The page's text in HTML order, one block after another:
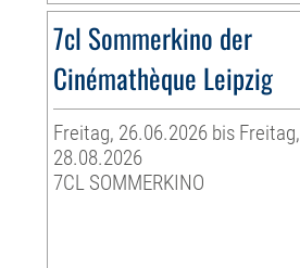
7cl Sommerkino der
Cinémathèque Leipzig
Freitag, 26.06.2026 bis Freitag,
28.08.2026
7CL SOMMERKINO